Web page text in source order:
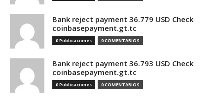
Bank reject payment 36.779 USD Check
coinbasepayment.gt.tc
0 Publicaciones 0 COMENTARIOS
Bank reject payment 36.793 USD Check
coinbasepayment.gt.tc
0 Publicaciones 0 COMENTARIOS